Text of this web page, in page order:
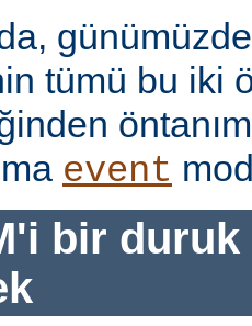
tümü bu iki
event
bir